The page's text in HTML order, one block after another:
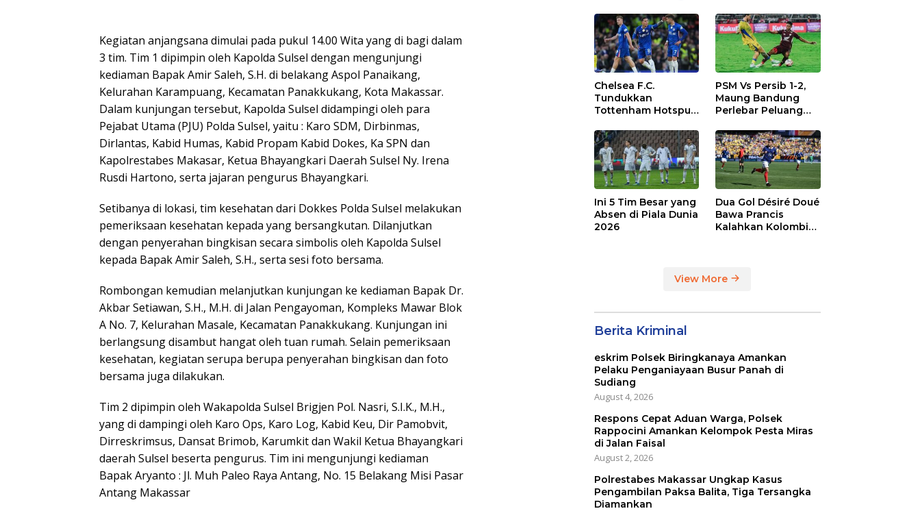
Kegiatan anjangsana dimulai pada pukul 14.00 Wita yang di bagi dalam
3 tim. Tim 1 dipimpin oleh Kapolda Sulsel dengan mengunjungi
kediaman Bapak Amir Saleh, S.H. di belakang Aspol Panaikang,
Kelurahan Karampuang, Kecamatan Panakkukang, Kota Makassar.
Dalam kunjungan tersebut, Kapolda Sulsel didampingi oleh para
Pejabat Utama (PJU) Polda Sulsel, yaitu : Karo SDM, Dirbinmas,
Dirlantas, Kabid Humas, Kabid Propam Kabid Dokes, Ka SPN dan
Kapolrestabes Makasar, Ketua Bhayangkari Daerah Sulsel Ny. Irena
Rusdi Hartono, serta jajaran pengurus Bhayangkari.
Setibanya di lokasi, tim kesehatan dari Dokkes Polda Sulsel melakukan
pemeriksaan kesehatan kepada yang bersangkutan. Dilanjutkan
dengan penyerahan bingkisan secara simbolis oleh Kapolda Sulsel
kepada Bapak Amir Saleh, S.H., serta sesi foto bersama.
Rombongan kemudian melanjutkan kunjungan ke kediaman Bapak Dr.
Akbar Setiawan, S.H., M.H. di Jalan Pengayoman, Kompleks Mawar Blok
A No. 7, Kelurahan Masale, Kecamatan Panakkukang. Kunjungan ini
berlangsung disambut hangat oleh tuan rumah. Selain pemeriksaan
kesehatan, kegiatan serupa berupa penyerahan bingkisan dan foto
bersama juga dilakukan.
Tim 2 dipimpin oleh Wakapolda Sulsel Brigjen Pol. Nasri, S.I.K., M.H.,
yang di dampingi oleh Karo Ops, Karo Log, Kabid Keu, Dir Pamobvit,
Dirreskrimsus, Dansat Brimob, Karumkit dan Wakil Ketua Bhayangkari
daerah Sulsel beserta pengurus. Tim ini mengunjungi kediaman
Bapak Aryanto : Jl. Muh Paleo Raya Antang, No. 15 Belakang Misi Pasar
Antang Makassar
Chelsea F.C.
Tundukkan
Tottenham Hotspur
Bridge
PSM Vs Persib 1-2,
Maung Bandung
Perlebar Peluang
League
Ini 5 Tim Besar yang
Absen di Piala Dunia
2026
Dua Gol Désiré Doué
Bawa Prancis
Kalahkan Kolombia
View More
Berita Kriminal
eskrim Polsek Biringkanaya Amankan
Pelaku Penganiayaan Busur Panah di
Sudiang
August 4, 2026
Respons Cepat Aduan Warga, Polsek
Rappocini Amankan Kelompok Pesta Miras
di Jalan Faisal
August 2, 2026
Polrestabes Makassar Ungkap Kasus
Pengambilan Paksa Balita, Tiga Tersangka
Diamankan